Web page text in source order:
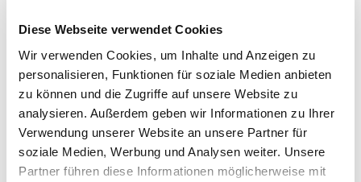
Diese Webseite verwendet Cookies
Wir verwenden Cookies, um Inhalte und Anzeigen zu
personalisieren, Funktionen für soziale Medien anbieten
zu können und die Zugriffe auf unsere Website zu
analysieren. Außerdem geben wir Informationen zu Ihrer
Verwendung unserer Website an unsere Partner für
soziale Medien, Werbung und Analysen weiter. Unsere
Partner führen diese Informationen möglicherweise mit